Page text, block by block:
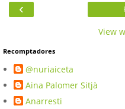
‹
View
Recomptadores
@nuriaiceta
Aina Palomer Sitjà
Anarresti